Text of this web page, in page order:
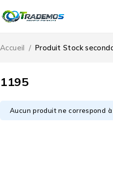
1195
Accueil / Produit Stock
Aucun produit ne correspond